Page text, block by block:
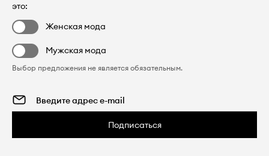
это:
Женская мода
Мужская мода
Выбор предложения не является обязательным.
Подписаться